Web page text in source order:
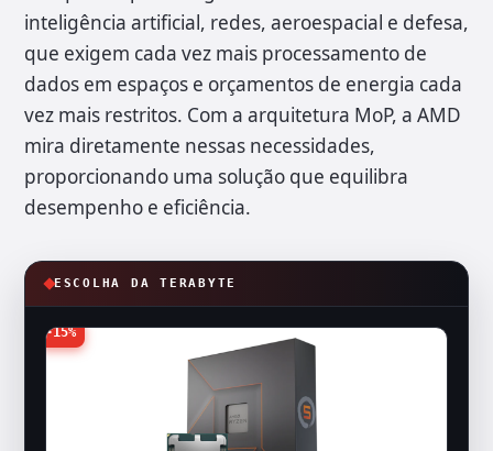
inteligência artificial, redes, aeroespacial e defesa,
que exigem cada vez mais processamento de
dados em espaços e orçamentos de energia cada
vez mais restritos. Com a arquitetura MoP, a AMD
mira diretamente nessas necessidades,
proporcionando uma solução que equilibra
desempenho e eficiência.
ESCOLHA DA TERABYTE
-15%